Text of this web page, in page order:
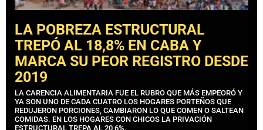
LA POBREZA ESTRUCTURAL
TREPÓ AL 18,8% EN CABA Y
MARCA SU PEOR REGISTRO DESDE
2019
LA CARENCIA ALIMENTARIA FUE EL RUBRO QUE MÁS EMPEORÓ Y
YA SON UNO DE CADA CUATRO LOS HOGARES PORTEÑOS QUE
REDUJERON PORCIONES, CAMBIARON LO QUE COMEN O SALTEAN
COMIDAS. EN LOS HOGARES CON CHICOS LA PRIVACIÓN
ESTRUCTURAL TREPA AL 20,6%.